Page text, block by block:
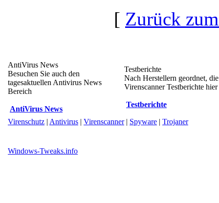
[ Zurück
AntiVirus News
Besuchen Sie auch den
tagesaktuellen Antivirus News
Bereich
AntiVirus News
Testberichte
Nach Herstellern geordnet,
Virenscanner Testberichte hier
Testberichte
Virenschutz | Antivirus | Virenscanner| Spyware | Trojaner
Windows-Tweaks.info